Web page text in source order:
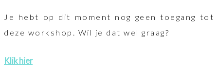
Je hebt op dit moment nog geen toegang tot
deze workshop. Wil je dat wel graag?
Klik hier